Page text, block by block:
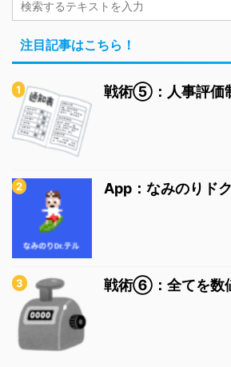
注目記事はこちら！
戦術⑤：人事評価
App：なみのりド
戦術⑥：全てを数